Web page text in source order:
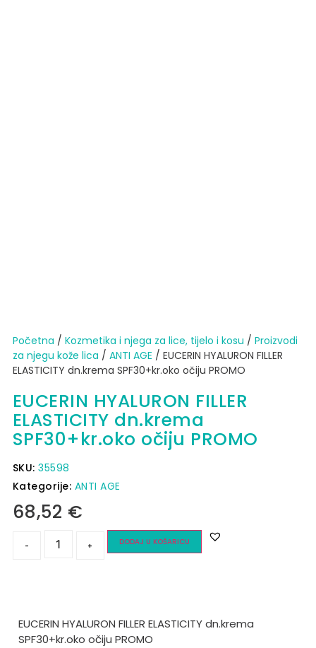
Početna / Kozmetika i njega za lice, tijelo i kosu / Proizvodi
za njegu kože lica / ANTI AGE / EUCERIN HYALURON FILLER
ELASTICITY dn.krema SPF30+kr.oko očiju PROMO
EUCERIN HYALURON FILLER
ELASTICITY dn.krema
SPF30+kr.oko očiju PROMO
SKU:35598
Kategorije: ANTI AGE
68,52 €
- + DODAJ U KOŠARICU
EUCERIN HYALURON FILLER ELASTICITY dn.krema
SPF30+kr.oko očiju PROMO